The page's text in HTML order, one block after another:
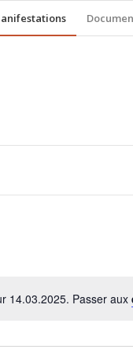
14.03.2025. Passer aux